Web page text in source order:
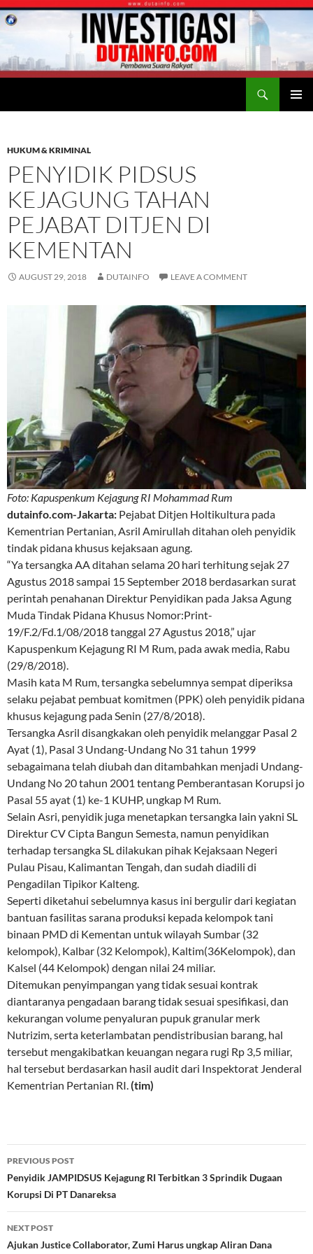
HUKUM & KRIMINAL
PENYIDIK PIDSUS
KEJAGUNG TAHAN
PEJABAT DITJEN DI
KEMENTAN
AUGUST 29, 2018 DUTAINFO LEAVE A COMMENT
Foto: Kapuspenkum Kejagung RI Mohammad Rum
dutainfo.com-Jakarta: Pejabat Ditjen Holtikultura pada
Kementrian Pertanian, Asril Amirullah ditahan oleh penyidik
tindak pidana khusus kejaksaan agung.
“Ya tersangka AA ditahan selama 20 hari terhitung sejak 27
Agustus 2018 sampai 15 September 2018 berdasarkan surat
perintah penahanan Direktur Penyidikan pada Jaksa Agung
Muda Tindak Pidana Khusus Nomor:Print-
19/F.2/Fd.1/08/2018 tanggal 27 Agustus 2018,” ujar
Kapuspenkum Kejagung RI M Rum, pada awak media, Rabu
(29/8/2018).
Masih kata M Rum, tersangka sebelumnya sempat diperiksa
selaku pejabat pembuat komitmen (PPK) oleh penyidik pidana
khusus kejagung pada Senin (27/8/2018).
Tersangka Asril disangkakan oleh penyidik melanggar Pasal 2
Ayat (1), Pasal 3 Undang-Undang No 31 tahun 1999
sebagaimana telah diubah dan ditambahkan menjadi Undang-
Undang No 20 tahun 2001 tentang Pemberantasan Korupsi jo
Pasal 55 ayat (1) ke-1 KUHP, ungkap M Rum.
Selain Asri, penyidik juga menetapkan tersangka lain yakni SL
Direktur CV Cipta Bangun Semesta, namun penyidikan
terhadap tersangka SL dilakukan pihak Kejaksaan Negeri
Pulau Pisau, Kalimantan Tengah, dan sudah diadili di
Pengadilan Tipikor Kalteng.
Seperti diketahui sebelumnya kasus ini bergulir dari kegiatan
bantuan fasilitas sarana produksi kepada kelompok tani
binaan PMD di Kementan untuk wilayah Sumbar (32
kelompok), Kalbar (32 Kelompok), Kaltim(36Kelompok), dan
Kalsel (44 Kelompok) dengan nilai 24 miliar.
Ditemukan penyimpangan yang tidak sesuai kontrak
diantaranya pengadaan barang tidak sesuai spesifikasi, dan
kekurangan volume penyaluran pupuk granular merk
Nutrizim, serta keterlambatan pendistribusian barang, hal
tersebut mengakibatkan keuangan negara rugi Rp 3,5 miliar,
hal tersebut berdasarkan hasil audit dari Inspektorat Jenderal
Kementrian Pertanian RI.(tim)
Post
navigation
PREVIOUS POST
Penyidik JAMPIDSUS Kejagung RI Terbitkan 3 Sprindik Dugaan
Korupsi Di PT Danareksa
NEXT POST
Ajukan Justice Collaborator, Zumi Harus ungkap Aliran Dana